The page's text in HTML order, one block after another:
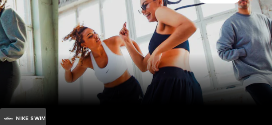
NIKE SWIM